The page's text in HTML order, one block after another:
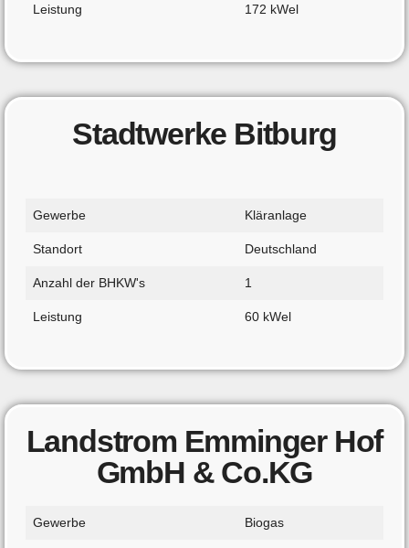
Leistung 172 kWel
Stadtwerke Bitburg
Gewerbe Kläranlage
Standort Deutschland
Anzahl der BHKW's 1
Leistung 60 kWel
Landstrom Emminger Hof
GmbH & Co.KG
Gewerbe Biogas